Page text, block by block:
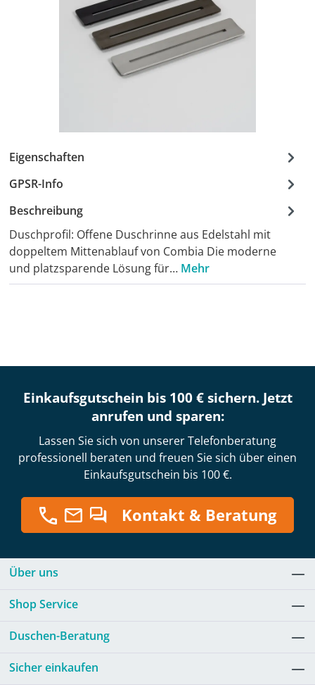
Eigenschaften
GPSR-Info
Beschreibung
Duschprofil: Offene Duschrinne aus Edelstahl mit
doppeltem Mittenablauf von Combia Die moderne
und platzsparende Lösung für… Mehr
Einkaufsgutschein bis 100 € sichern. Jetzt
anrufen und sparen:
Lassen Sie sich von unserer Telefonberatung
professionell beraten und freuen Sie sich über einen
Einkaufsgutschein bis 100 €.
Kontakt & Beratung
Über uns
Shop Service
Duschen-Beratung
Sicher einkaufen